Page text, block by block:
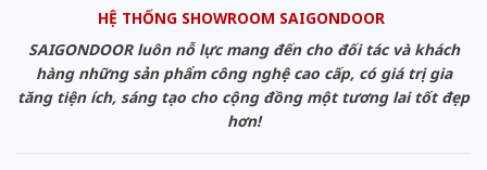
HỆ THỐNG SHOWROOM SAIGONDOOR
SAIGONDOOR luôn nỗ lực mang đến cho đối tác và khách
hàng những sản phẩm công nghệ cao cấp, có giá trị gia
tăng tiện ích, sáng tạo cho cộng đồng một tương lai tốt đẹp
hơn!